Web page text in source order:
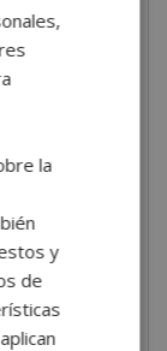
de la
para la
la analítica
basados
en la era
de conectar
la
y
de